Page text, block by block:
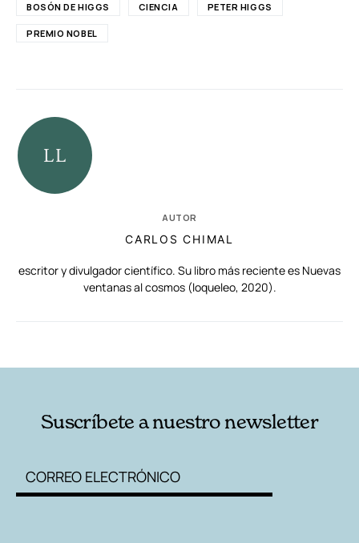
BOSÓN DE HIGGS CIENCIA PETER HIGGS
PREMIO NOBEL
AUTOR
CARLOS CHIMAL
escritor y divulgador científico. Su libro más reciente es Nuevas
ventanas al cosmos (loqueleo, 2020).
Suscríbete a nuestro newsletter